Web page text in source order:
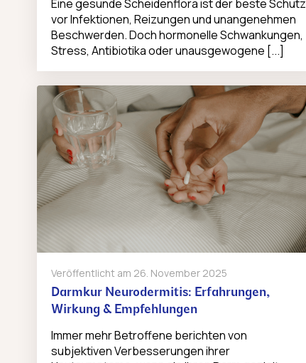
Eine gesunde Scheidenflora ist der beste Schutz
vor Infektionen, Reizungen und unangenehmen
Beschwerden. Doch hormonelle Schwankungen,
Stress, Antibiotika oder unausgewogene [...]
Veröffentlicht am 26. November 2025
Darmkur Neurodermitis: Erfahrungen,
Wirkung & Empfehlungen
Immer mehr Betroffene berichten von
subjektiven Verbesserungen ihrer